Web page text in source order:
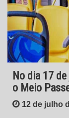
No dia 17
o Meio
12 de julho